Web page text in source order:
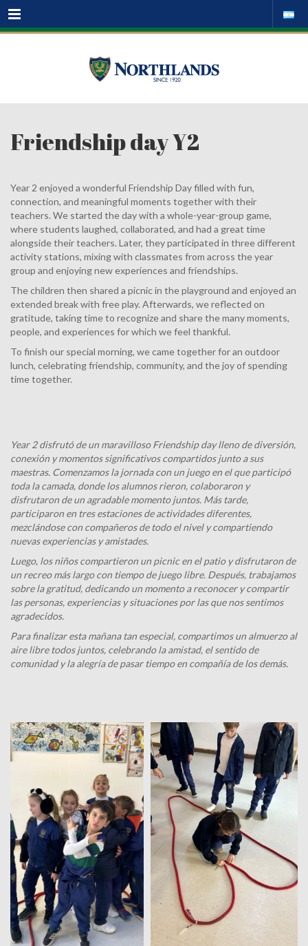
Menu
Friendship day Y2
Year 2 enjoyed a wonderful Friendship Day filled with fun,
connection, and meaningful moments together with their
teachers. We started the day with a whole-year-group game,
where students laughed, collaborated, and had a great time
alongside their teachers. Later, they participated in three different
activity stations, mixing with classmates from across the year
group and enjoying new experiences and friendships.
The children then shared a picnic in the playground and enjoyed an
extended break with free play. Afterwards, we reflected on
gratitude, taking time to recognize and share the many moments,
people, and experiences for which we feel thankful.
To finish our special morning, we came together for an outdoor
lunch, celebrating friendship, community, and the joy of spending
time together.
Year 2 disfrutó de un maravilloso Friendship day lleno de diversión,
conexión y momentos significativos compartidos junto a sus
maestras. Comenzamos la jornada con un juego en el que participó
toda la camada, donde los alumnos rieron, colaboraron y
disfrutaron de un agradable momento juntos. Más tarde,
participaron en tres estaciones de actividades diferentes,
mezclándose con compañeros de todo el nivel y compartiendo
nuevas experiencias y amistades.
Luego, los niños compartieron un picnic en el patio y disfrutaron de
un recreo más largo con tiempo de juego libre. Después, trabajamos
sobre la gratitud, dedicando un momento a reconocer y compartir
las personas, experiencias y situaciones por las que nos sentimos
agradecidos.
Para finalizar esta mañana tan especial, compartimos un almuerzo al
aire libre todos juntos, celebrando la amistad, el sentido de
comunidad y la alegría de pasar tiempo en compañía de los demás.